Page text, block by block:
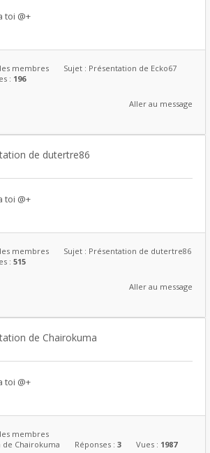
toi @+
membres Sujet : Présentation de Ecko67
: 196
Aller au message
de dutertre86
toi @+
membres Sujet : Présentation de dutertre86
: 515
Aller au message
de Chairokuma
toi @+
membres
Chairokuma Réponses : 3 Vues : 1987